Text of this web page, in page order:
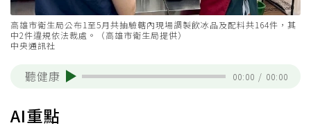
高雄市衛生局公布1至5月共抽驗轄內現場調製飲冰品及配料共164件，其
中2件違規依法裁處。（高雄市衛生局提供）
中央通訊社
聽健康 00:00 / 00:00
AI重點